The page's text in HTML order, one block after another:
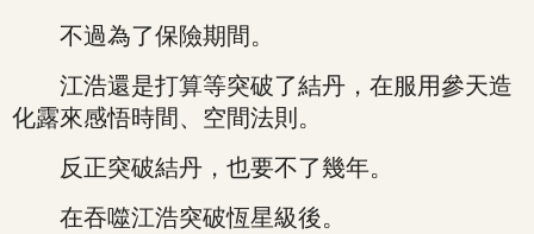
不過為了保險期間。
江浩還是打算等突破了結丹，在服用參天造
化露來感悟時間、空間法則。
反正突破結丹，也要不了幾年。
在吞噬江浩突破恆星級後。